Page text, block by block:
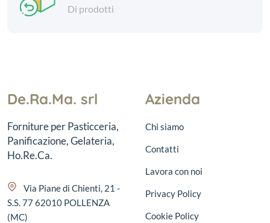
Di prodotti
De.Ra.Ma. srl
Forniture per Pasticceria,
Panificazione, Gelateria,
Ho.Re.Ca.
Via Piane di Chienti, 21 -
S.S. 77 62010 POLLENZA
(MC)
Azienda
Chi siamo
Contatti
Lavora con noi
Privacy Policy
Cookie Policy